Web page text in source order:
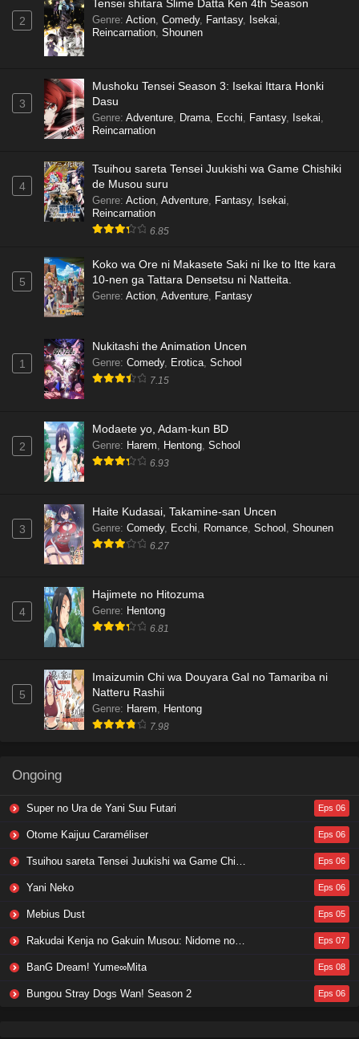
2
Tensei shitara Slime Datta Ken 4th Season
Genre: Action Comedy, Fantasy, Isekai
Reincarnation Shounen
3
Mushoku Tensei Season 3: Isekai Ittara Honki
Dasu
Genre: Adventure Drama Ecchi Fantasy, Isekai
Reincarnation
4
Tsuihou sareta Tensei Juukishi wa Game Chishiki
de Musou suru
Genre: Action Adventure Fantasy, Isekai
Reincarnation
6.85
5
Koko wa Ore ni Makasete Saki ni Ike to Itte kara
10-nen ga Tattara Densetsu ni Natteita.
Genre: Action Adventure Fantasy
1
Nukitashi the Animation Uncen
Genre: Comedy, Erotica School
7.15
2
Modaete yo, Adam-kun BD
Genre: Harem Hentong School
6.93
3
Haite Kudasai, Takamine-san Uncen
Genre: Comedy, Ecchi Romance School Shounen
6.27
4
Hajimete no Hitozuma
Genre: Hentong
6.81
5
Imaizumin Chi wa Douyara Gal no Tamariba ni
Natteru Rashii
Genre: Harem Hentong
7.98
Ongoing
Super no Ura de Yani Suu Futari Eps 06
Otome Kaijuu Caraméliser Eps 06
Tsuihou sareta Tensei Juukishi wa Game Chishiki de Musou suru Eps 06
Yani Neko Eps 06
Mebius Dust Eps 05
Rakudai Kenja no Gakuin Musou: Nidome no Tensei, S-Rank Cheat Majutsushi Boukenroku Eps 07
BanG Dream! Yume∞Mita Eps 08
Bungou Stray Dogs Wan! Season 2 Eps 06